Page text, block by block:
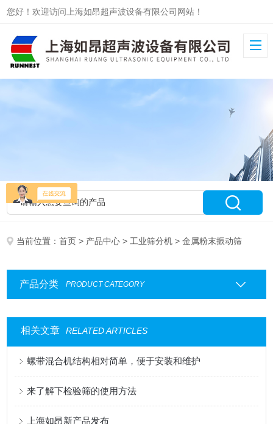
您好！欢迎访问上海如昂超声波设备有限公司网站！
当前位置：首页 > 产品中心 > 工业筛分机 > 金属粉末振动筛
产品分类 PRODUCT CATEGORY
相关文章 RELATED ARTICLES
螺带混合机结构相对简单，便于安装和维护
来了解下检验筛的使用方法
上海如昂新产品发布